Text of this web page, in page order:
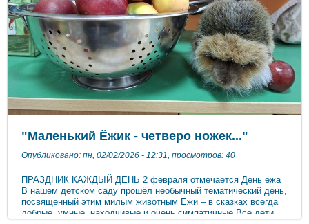
лучше понимать и поддерживать своего ребёнка! -
Ознакомиться с пособием можно по ссылке: clck.ru/3QfEs9
#родителям #воспитание #дети #развитие От А до Я.pdf
"Маленький Ёжик - четверо ножек..."
Опубликовано: пн, 02/02/2026 - 12:31, просмотров: 40
ПРАЗДНИК КАЖДЫЙ ДЕНЬ 2 февраля отмечается День ежа
В нашем детском саду прошёл необычный тематический день,
посвященный этим милым животным Ежи – в сказках всегда
добрые, умные, находчивые и очень симпатичные Все дети